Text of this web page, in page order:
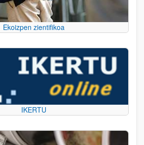
Ekoizpen zientifikoa
IKERTU